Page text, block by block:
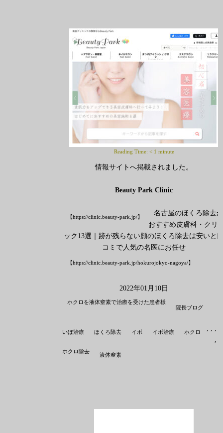
Reading Time: < 1 minute
情報サイトへ掲載されました。
Beauty Park Clinic
【https://clinic.beauty-park.jp/】
名古屋のほくろ除去が
おすすめ皮膚科・クリ
ック13選｜跡が残らない顔のほくろ除去は安いと
コミで人気の名医にお任せ
【https://clinic.beauty-park.jp/hokurojokyo-nagoya/】
2022年01月10日
ホクロを液体窒素で治療を受けた患者様
院長ブログ
いぼ治療 ,
ほくろ除去 ,
イボ ,
イボ治療 ホクロ
ホクロ除去
,
液体窒素